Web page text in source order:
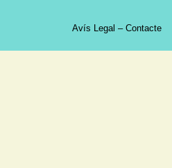
Avís Legal – Contacte